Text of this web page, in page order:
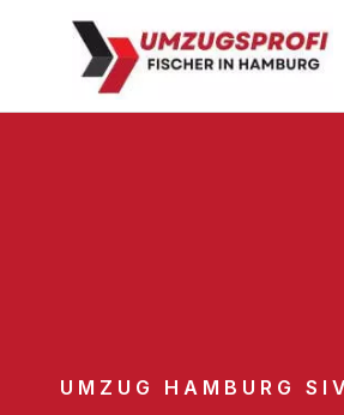
UMZUG HAMBURG